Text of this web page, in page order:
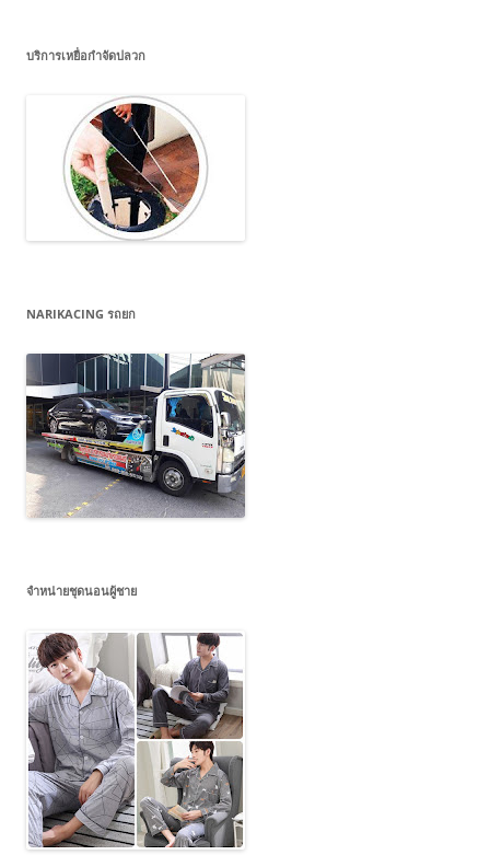
บริการเหยื่อกำจัดปลวก
NARIKACING รถยก
จำหน่ายชุดนอนผู้ชาย